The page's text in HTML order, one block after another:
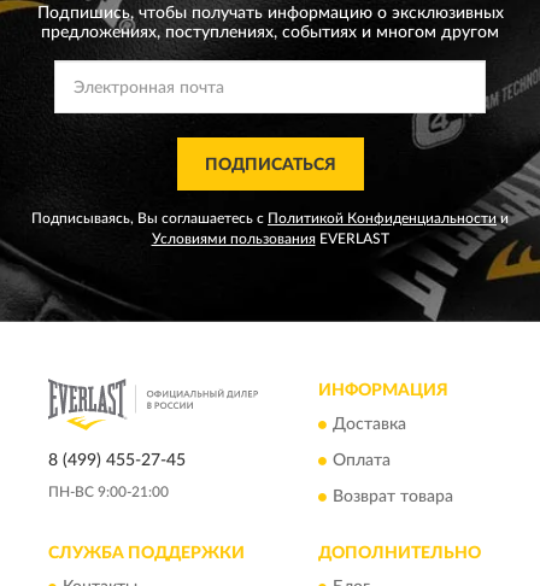
Подпишись, чтобы получать информацию о эксклюзивных
предложениях, поступлениях, событиях и многом другом
ПОДПИСАТЬСЯ
Подписываясь, Вы соглашаетесь с Политикой Конфиденциальности и
Условиями пользованияEVERLAST
8 (499) 455-27-45
ПН-ВС 9:00-21:00
ИНФОРМАЦИЯ
Доставка
Оплата
Возврат товара
СЛУЖБА ПОДДЕРЖКИ ДОПОЛНИТЕЛЬНО